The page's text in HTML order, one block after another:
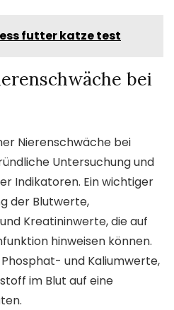
futter katze test
bei
Nierenschwäche bei
Untersuchung und
Indikatoren. Ein wichtiger
der Blutwerte,
Kreatininwerte, die auf
hinweisen können.
und Kaliumwerte,
im Blut auf eine